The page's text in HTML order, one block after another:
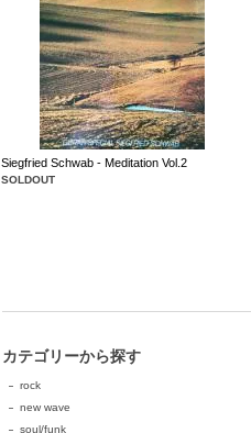
Siegfried Schwab - Meditation Vol.2
SOLDOUT
カテゴリーから探す
rock
new wave
soul/funk